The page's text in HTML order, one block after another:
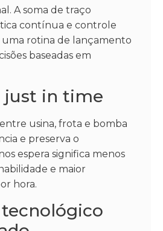
A soma de traço
contínua e controle
rotina de lançamento
baseadas em
just in time
usina, frota e bomba
e preserva o
espera significa menos
e maior
hora.